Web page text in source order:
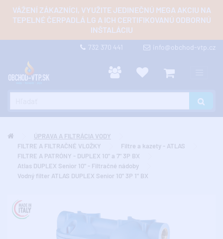
VÁŽENÍ ZÁKAZNÍCI, VYUŽITE JEDINEČNÚ MEGA AKCIU NA
TEPELNÉ ČERPADLÁ LG A ICH CERTIFIKOVANÚ ODBORNÚ
INŠTALÁCIU
732 370 441 info@obchod-vtp.cz
ÚPRAVA A FILTRÁCIA VODY
FILTRE A FILTRAČNÉ VLOŽKY
Filtre a kazety - ATLAS
FILTRE A PATRÓNY - DUPLEX 10" a 7" 3P BX
Atlas DUPLEX Senior 10" - Filtračné nádoby
Vodný filter ATLAS DUPLEX Senior 10" 3P 1" BX